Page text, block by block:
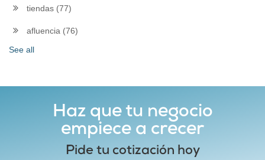
tiendas (77)
afluencia (76)
See all
Haz que tu negocio
empiece a crecer
Pide tu cotización hoy